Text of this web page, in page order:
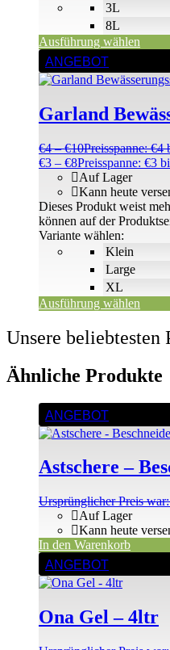
3L
8L
Ausführung wählen
ANGEBOT
Garland
€4 –€10Preisspanne: €4
€3 – €8Preisspanne: €3
Klein
Large
XL
Auf Lager
Kann heute
Variante wählen:
Ausführung wählen
Dieses Produkt weist
können auf der
Unsere beliebtesten
Ähnliche Produkte
ANGEBOT
Astschere –
Ursprünglicher Preis
Auf Lager
Kann heute
In den Warenkorb
ANGEBOT
Ona Gel – 4ltr